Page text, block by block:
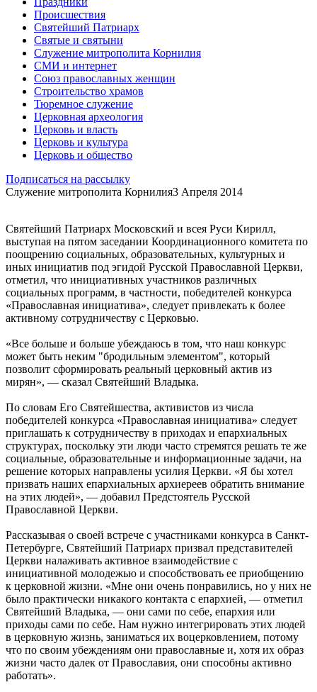
Происшествия
Святейший Патриарх
Святые и святыни
Служение митрополита Корнилия
СМИ и интернет
Союз православных женщин
Строительство храмов
Тюремное служение
Церковная археология
Церковь и власть
Церковь и культура
Церковь и общество
Подписаться на рассылку
Служение митрополита Корнилия3 Апреля 2014
Святейший Патриарх Московский и всея Руси Кирилл,
выступая на пятом заседании Координационного комитета по
поощрению социальных, образовательных, культурных и
иных инициатив под эгидой Русской Православной Церкви,
отметил, что инициативных участников различных
социальных программ, в частности, победителей конкурса
«Православная инициатива», следует привлекать к более
активному сотрудничеству с Церковью.
«Все больше и больше убеждаюсь в том, что наш конкурс
может быть неким "бродильным элементом", который
позволит сформировать реальный церковный актив из
мирян», — сказал Святейший Владыка.
По словам Его Святейшества, активистов из числа
победителей конкурса «Православная инициатива» следует
приглашать к сотрудничеству в приходах и епархиальных
структурах, поскольку эти люди часто стремятся решать те же
социальные, образовательные и информационные задачи, на
решение которых направлены усилия Церкви. «Я бы хотел
призвать наших епархиальных архиереев обратить внимание
на этих людей», — добавил Предстоятель Русской
Православной Церкви.
Рассказывая о своей встрече с участниками конкурса в Санкт-
Петербурге, Святейший Патриарх призвал представителей
Церкви налаживать активное взаимодействие с
инициативной молодежью и способствовать ее приобщению
к церковной жизни. «Мне они очень понравились, но у них не
было практически никакого контакта с епархией, — отметил
Святейший Владыка, — они сами по себе, епархия или
приходы сами по себе. Нам нужно интегрировать этих людей
в церковную жизнь, заниматься их воцерковлением, потому
что по своим убеждениям они православные и, хотя их образ
жизни часто далек от Православия, они способны активно
работать».